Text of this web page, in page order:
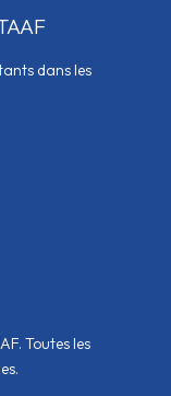
dans les
Toutes les